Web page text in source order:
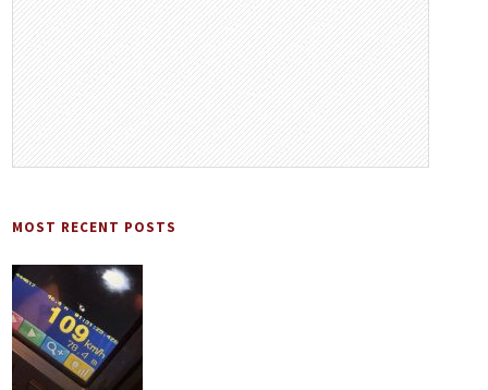
MOST RECENT POSTS